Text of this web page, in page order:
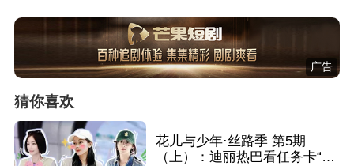
广告
猜你喜欢
花儿与少年·丝路季 第5期
（上）：迪丽热巴看任务卡“一